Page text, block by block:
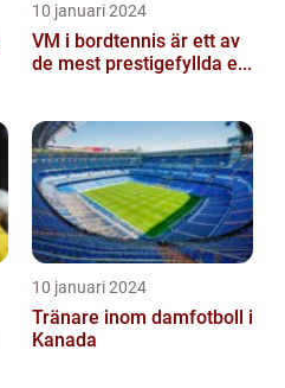
10 januari 2024
VM i bordtennis är ett av
de mest prestigefyllda e...
10 januari 2024
Tränare inom damfotboll i
Kanada